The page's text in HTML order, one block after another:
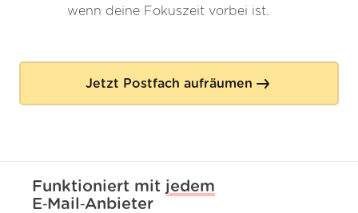
wenn deine Fokuszeit vorbei ist.
Jetzt Postfach aufräumen
Funktioniert mit jedem
E‑Mail‑Anbieter